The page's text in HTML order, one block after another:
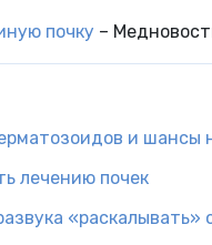
почку –
и шансы
лечению почек
«раскалывать»